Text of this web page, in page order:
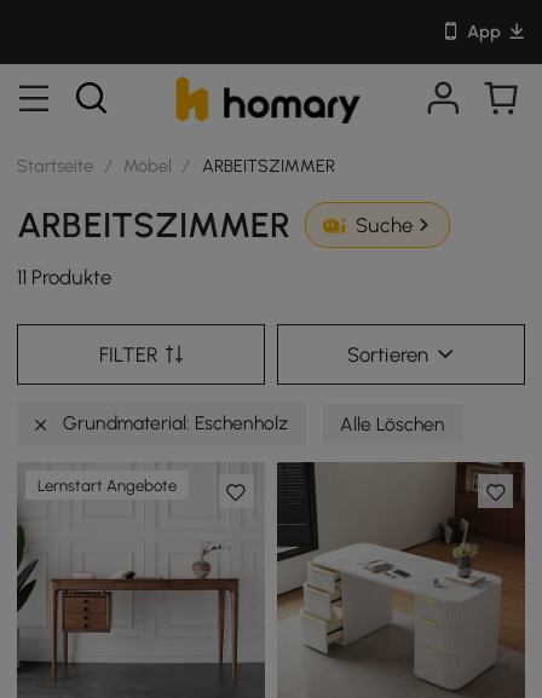
App
Startseite / Möbel / ARBEITSZIMMER
ARBEITSZIMMER Suche
11 Produkte
FILTER Sortieren
Grundmaterial: Eschenholz Alle Löschen
Lernstart Angebote